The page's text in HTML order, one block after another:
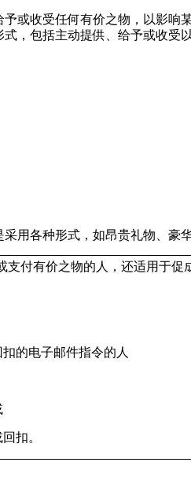
或收受任何有价之物，以影
，包括主动提供、给予或收受
用各种形式，如昂贵礼物、豪
付有价之物的人，还适用于
的电子邮件指令的人
扣。